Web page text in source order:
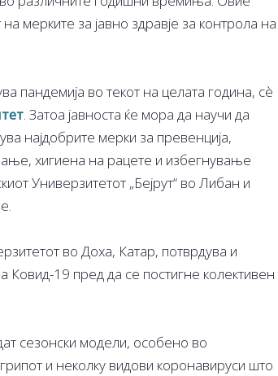
мерките за јавно здравје за контрола на
пандемија во текот на целата година, сѐ
. Затоа јавноста ќе мора да научи да
најдобрите мерки за превенција,
хигиена на рацете и избегнување
Универзитетот „Бејрут“ во Либан и
во Доха, Катар, потврдува и
19 пред да се постигне колективен
сезонски модели, особено во
и неколку видови коронавируси што